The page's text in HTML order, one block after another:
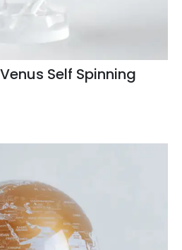
Self Spinning